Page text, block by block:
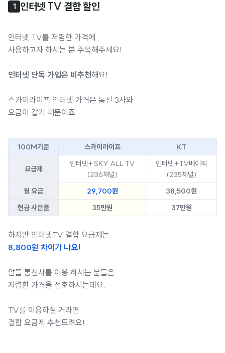
1 인터넷 TV 결합 할인
인터넷 TV를 저렴한 가격에
사용하고자 하시는 분 주목해주세요!
인터넷 단독 가입은 비추천해요!
스카이라이프 인터넷 가격은 통신 3사와
요금이 같기 때문이죠.
100M기준 스카이라이프 KT
요금제
인터넷+SKY ALL TV
(236채널)
인터넷+TV베이직
(235채널)
월 요금
29,700원
38,500원
현금 사은품
35만원 37만원
하지만 인터넷TV 결합 요금제는
8,800원 차이가 나요!
알뜰 통신사를 이용 하시는 분들은
저렴한 가격을 선호하시는데요.
TV를 이용하실 거라면
결합 요금제 추천드려요!